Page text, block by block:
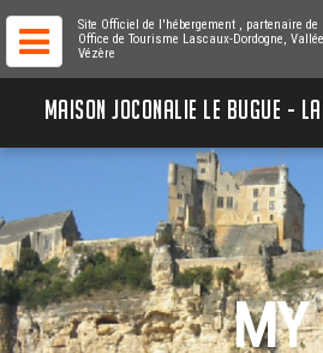
Site Officiel de l'hébergement , partenaire de
Office de Tourisme Lascaux-Dordogne, Vallée
Vézère
MAISON JOCONALIE LE BUGUE -
MY